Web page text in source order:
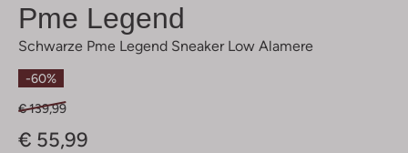
Pme Legend
Schwarze Pme Legend Sneaker Low Alamere
-60%
€ 139,99
€ 55,99